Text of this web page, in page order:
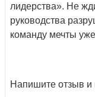
лидерства». Не
руководства
команду мечты
Напишите отзыв и